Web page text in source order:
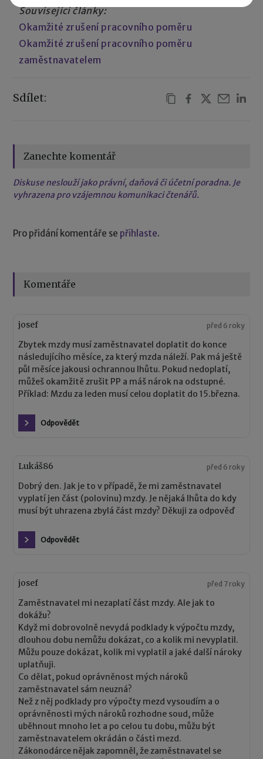
Související články:
Okamžité zrušení pracovního poměru
Okamžité zrušení pracovního poměru
zaměstnavatelem
Sdílet:
Zanechte komentář
Diskuse neslouží jako právní, daňová či účetní poradna. Je
vyhrazena pro vzájemnou komunikaci čtenářů.
Pro přidání komentáře se přihlaste.
Komentáře
josef před 6 roky
Zbytek mzdy musí zaměstnavatel doplatit do konce
následujícího měsíce, za který mzda náleží. Pak má ještě
půl měsíce jakousi ochrannou lhůtu. Pokud nedoplatí,
můžeš okamžitě zrušit PP a máš nárok na odstupné.
Příklad: Mzdu za leden musí celou doplatit do 15.března.
Odpovědět
Lukáš86 před 6 roky
Dobrý den. Jak je to v případě, že mi zaměstnavatel
vyplatí jen část (polovinu) mzdy. Je nějaká lhůta do kdy
musí být uhrazena zbylá část mzdy? Děkuji za odpověď
Odpovědět
josef před 7 roky
Zaměstnavatel mi nezaplatí část mzdy. Ale jak to
dokážu?
Když mi dobrovolně nevydá podklady k výpočtu mzdy,
dlouhou dobu nemůžu dokázat, co a kolik mi nevyplatil.
Můžu pouze dokázat, kolik mi vyplatil a jaké další nároky
uplatňuji.
Co dělat, pokud oprávněnost mých nároků
zaměstnavatel sám neuzná?
Než z něj podklady pro výpočty mezd vysoudím a o
oprávněnosti mých nároků rozhodne soud, může
uběhnout mnoho let a po celou tu dobu, můžu být
zaměstnavatelem okrádán o části mezd.
Zákonodárce nějak zapomněl, že zaměstnavatel se